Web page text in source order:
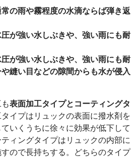
の雨や霧程度の水滴ならば弾き返
が強い水しぶきや、強い雨にも耐
が強い水しぶきや、強い雨にも耐
縫い目などの隙間からも水が侵入
表面加工タイプと コーティングタ
イプはリュックの表面に撥水剤を
いくうちに徐々に効果が低下して
ィングタイプはリュックの内部に
ので長持ちする。どちらのタイプ